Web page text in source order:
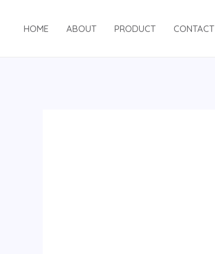
HOME ABOUT PRODUCT CONTACT